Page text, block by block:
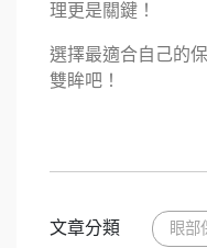
理更是關鍵！
選擇最適合自己的
雙眸吧！
文章分類 眼部